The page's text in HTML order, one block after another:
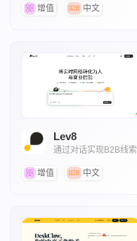
分析
增值 中文
Lev8
通过对话实现B2B线索
化外联
增值 中文